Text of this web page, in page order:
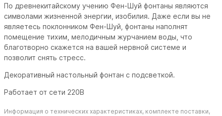
По древнекитайскому учению Фен-Шуй фонтаны являются
символами жизненной энергии, изобилия. Даже если вы не
являетесь поклонником Фен-Шуй, фонтаны наполнят
помещение тихим, мелодичным журчанием воды, что
благотворно скажется на вашей нервной системе и
позволит снять стресс.
Декоративный настольный фонтан с подсветкой.
Работает от сети 220В
Информация о технических характеристиках, комплекте поставки,